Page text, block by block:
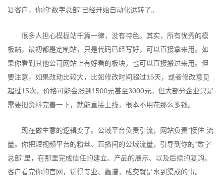
复客户，你的“数字总部”已经开始自动化运转了。
很多人担心模板站千篇一律，没有特色。其实，所有优秀的模
板站，最初都是定制站，只是代码已经写好，可以直接拿来用。如
果你看到其他公司网站上有好看的板块，也可以直接搬过来用。但
要注意，如果改动比较大，比如修改时间超过15天，或者修改意见
超过15次，价格可能会涨到1500元甚至3000元。但大部分企业只是
需要把资料完善一下，就能直接上线，根本不用花那么多钱。
现在做生意的逻辑变了。公域平台负责引流，网站负责“接住”流
量。你把短视频平台的粉丝、直播间的公域流量，引导到你的“数字
总部”里，在那里完成信任的建立、产品的展示、以及后续的复购。
客户看完你的官网，觉得专业、靠谱，成交就是水到渠成的事。